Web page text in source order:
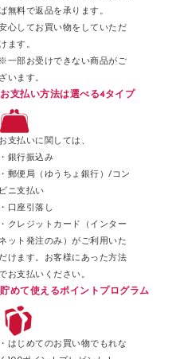
テープカッター
その他文具
セロハンテープ
スティックのり
クリップ
カッター
無料で返品を承ります。
心してお買い物をしていただ
ます。
一部お受けできない商品がご
います。
お支払い方法は選べる4タイプ
支払いに関しては、
銀行振込み
郵便局（ゆうちょ銀行）/コン
ニ支払い
口座引落し
クレジットカード（インター
ット発注のみ）がご利用いた
けます。お客様にあった方法
お支払いください。
貯めて使えるポイントプログラム
はじめてのお買い物でもれな